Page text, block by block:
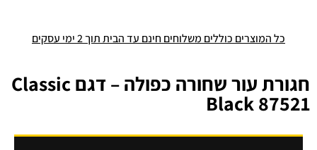
כל המוצרים כוללים משלוחים חינם עד הבית תוך 2 ימי עסקים
חגורת עור שחורה כפולה – דגם Classic
Black 87521